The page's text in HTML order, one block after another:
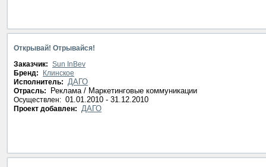
Открывай! Отрывайся!
Заказчик: Sun InBev
Бренд:
Клинское
Исполнитель: ДАГО
Отрасль: Реклама / Маркетинговые коммуникации
Осуществлен: 01.01.2010 - 31.12.2010
Проект добавлен: ДАГО